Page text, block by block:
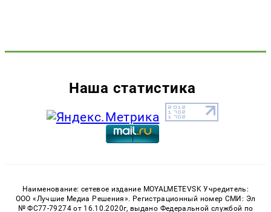
Наша статистика
Наименование: сетевое издание MOYALMETEVSK Учредитель:
ООО «Лучшие Медиа Решения». Регистрационный номер СМИ: Эл
№ ФС77-79274 от 16.10.2020г, выдано Федеральной службой по